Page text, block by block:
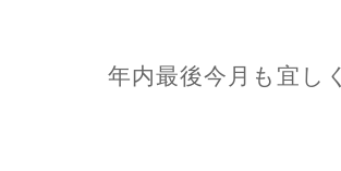
年内最後今月も宜し